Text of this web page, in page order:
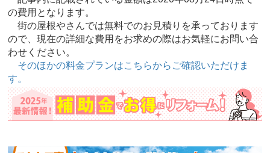
の費用となります。
街の屋根やさんでは無料でのお見積りを承っております
ので、現在の詳細な費用をお求めの際はお気軽にお問い合
わせください。
そのほかの料金プランはこちらからご確認いただけま
す。